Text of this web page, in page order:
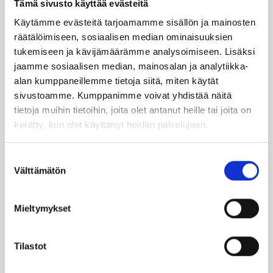
Tämä sivusto käyttää evästeitä
Käytämme evästeitä tarjoamamme sisällön ja mainosten
räätälöimiseen, sosiaalisen median ominaisuuksien
tukemiseen ja kävijämäärämme analysoimiseen. Lisäksi
jaamme sosiaalisen median, mainosalan ja analytiikka-
alan kumppaneillemme tietoja siitä, miten käytät
sivustoamme. Kumppanimme voivat yhdistää näitä
tietoja muihin tietoihin, joita olet antanut heille tai joita on
kerätty, kun olet käyttänyt heidän palvelujaan.
valinta
Välttämätön
Mieltymykset
Tilastot
TILAA UUTIS­KIR­JE
SUO­SIT­TE­LE KAVE­RIL­LE
Face­bookIns­ta­gramYou­Tu­be Lin­ke­dIn
Läm­möl­lä on ener­gia­te­hok­kuus­so­pi­mus
Höy­lä IV:n kulut­ta­ja­tie­do­tus­ka­na­va. Läm­
möl­lä-leh­ti uuti­soi ja taus­toit­taa ajan­koh­
tai­sia asioi­ta öljy­läm­mi­tyk­ses­tä ja laa­jem­